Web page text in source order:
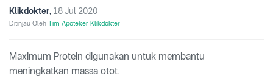
Klikdokter, 18 Jul 2020
Ditinjau Oleh Tim Apoteker Klikdokter
Maximum Protein digunakan untuk membantu
meningkatkan massa otot.